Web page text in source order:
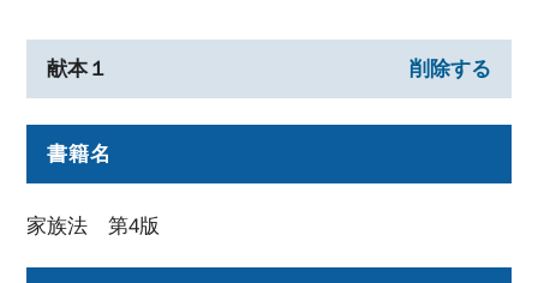
献本１ 削除する
書籍名
家族法 第4版